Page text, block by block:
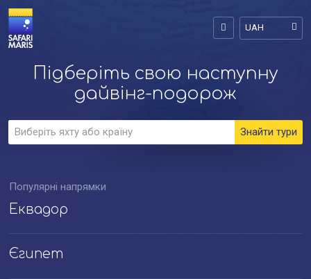
UAH
Підберіть свою наступну
дайвінг-подорож
Популярні напрямки
Еквадор
Єгипет